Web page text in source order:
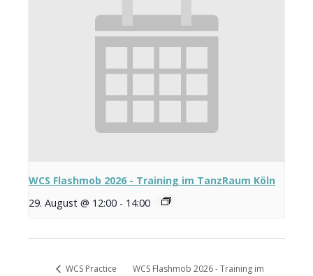
WCS Flashmob 2026 - Training im TanzRaum Köln
29. August @ 12:00 - 14:00
WCS Practice
WCS Flashmob 2026 - Training im